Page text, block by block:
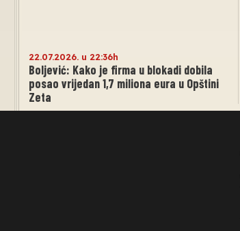
22.07.2026. u 22:36h
Boljević: Kako je firma u blokadi dobila
posao vrijedan 1,7 miliona eura u Opštini
Zeta